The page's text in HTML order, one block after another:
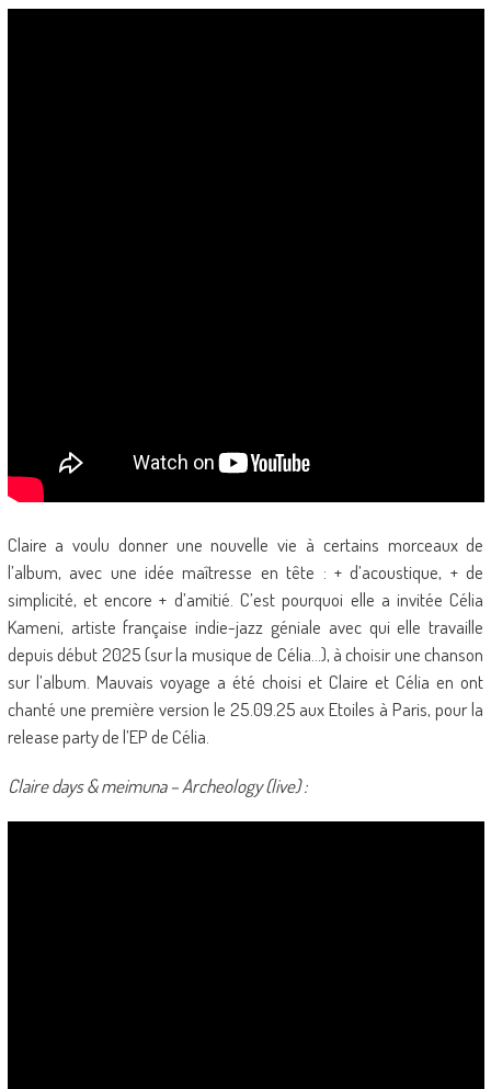
Claire a voulu donner une nouvelle vie à certains morceaux de
l’album, avec une idée maîtresse en tête : + d’acoustique, + de
simplicité, et encore + d’amitié. C’est pourquoi elle a invitée Célia
Kameni, artiste française indie-jazz géniale avec qui elle travaille
depuis début 2025 (sur la musique de Célia…), à choisir une chanson
sur l’album. Mauvais voyage a été choisi et Claire et Célia en ont
chanté une première version le 25.09.25 aux Etoiles à Paris, pour la
release party de l’EP de Célia.
Claire days & meimuna – Archeology (live) :